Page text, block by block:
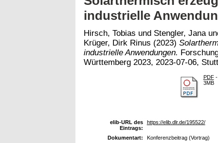
industrielle
Hirsch, Tobias und Stengler, Jana
Krüger, Dirk Rinus (2023)
industrielle Anwendungen.
Württemberg 2023, 2023-07-06,
PDF-
3MB
elib-URL des
Eintrags:
https://elib.dlr.de/195522/
Dokumentart:
Konferenzbeitrag (Vortrag)